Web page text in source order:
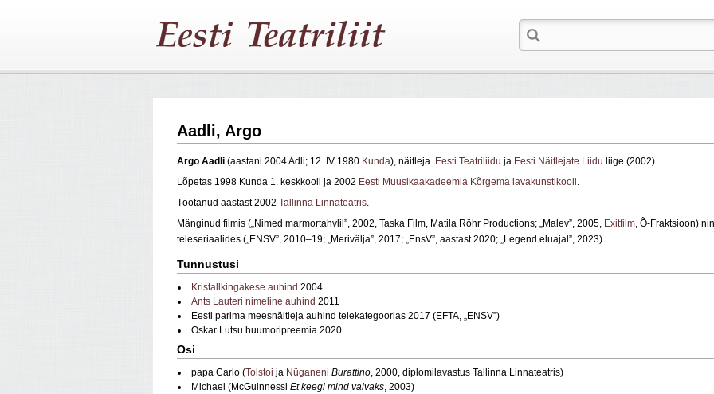
Aadli, Argo
Argo Aadli (aastani 2004 Adli; 12. IV 1980 Kunda), näitleja. Eesti Teatriliidu ja Eesti Näitlejate Liidu liige (2002).
Lõpetas 1998 Kunda 1. keskkooli ja 2002 Eesti Muusikaakadeemia Kõrgema lavakunstikooli.
Töötanud aastast 2002 Tallinna Linnateatris.
Mänginud filmis („Nimed marmortahvlil”, 2002, Taska Film, Matila Röhr Productions; „Malev”, 2005, Exitfilm, Õ-Fraktsioon)
teleseriaalides („ENSV”, 2010–19; „Merivälja”, 2017; „EnsV”, aastast 2020; „Legend eluajal”, 2023).
Tunnustusi
Kristallkingakese auhind 2004
Ants Lauteri nimeline auhind 2011
Eesti parima meesnäitleja auhind telekategoorias 2017 (EFTA, „ENSV”)
Oskar Lutsu huumoripreemia 2020
Osi
papa Carlo (Tolstoi ja Nüganeni Burattino, 2000, diplomilavastus Tallinna Linnateatris)
Michael (McGuinnessi Et keegi mind valvaks, 2003)